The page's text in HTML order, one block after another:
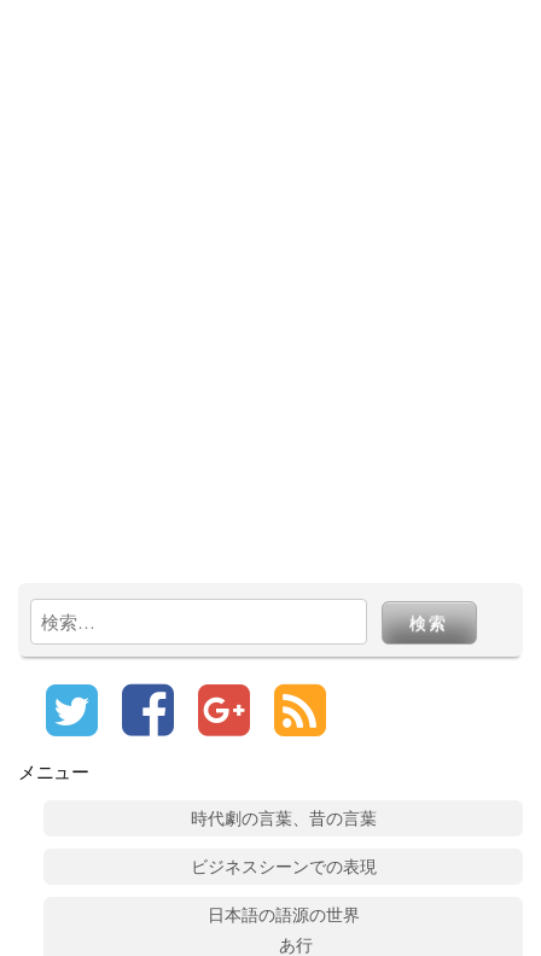
検
索:
メニュー
時代劇の言葉、昔の言葉
ビジネスシーンでの表現
日本語の語源の世界
あ行